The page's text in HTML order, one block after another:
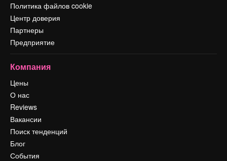
Политика файлов cookie
Центр доверия
Партнеры
Предприятие
Компания
Цены
О нас
Reviews
Вакансии
Поиск тенденций
Блог
События